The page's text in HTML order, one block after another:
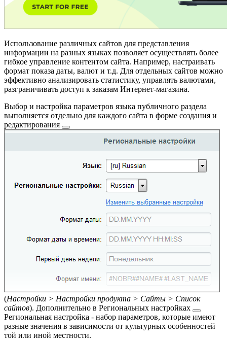
Использование различных сайтов для представления
информации на разных языках позволяет осуществлять более
гибкое управление контентом сайта. Например, настраивать
формат показа даты, валют и т.д. Для отдельных сайтов можно
эффективно анализировать статистику, управлять валютами,
разграничивать доступ к заказам Интернет-магазина.
Выбор и настройка параметров языка публичного раздела
выполняется отдельно для каждого сайта в форме создания и
редактирования
(Настройки > Настройки продукта > Сайты > Список
сайтов). Дополнительно в Региональных настройках
Региональная настройка - набор параметров, которые имеют
разные значения в зависимости от культурных особенностей
той или иной местности.